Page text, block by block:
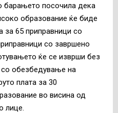
барањето посочила дека
образование ќе биде
за 65 приправници со
со завршено
ќе се изврши без
со обезбедување на
плата за 30
во висина од
лице.